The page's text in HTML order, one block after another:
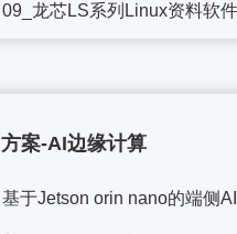
09_龙芯LS系列Linux资料软
方案-AI边缘计算
基于Jetson orin nano的端侧